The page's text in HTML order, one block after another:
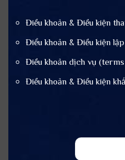
Điều khoản & Điều kiện
Điểu khoản & Điều kiện
Điều khoản dịch vụ
Điều khoản & Điều kiện